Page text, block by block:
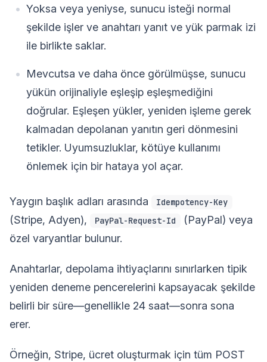
Yoksa veya yeniyse, sunucu isteği normal
şekilde işler ve anahtarı yanıt ve yük parmak izi
ile birlikte saklar.
Mevcutsa ve daha önce görülmüşse, sunucu
yükün orijinaliyle eşleşip eşleşmediğini
doğrular. Eşleşen yükler, yeniden işleme gerek
kalmadan depolanan yanıtın geri dönmesini
tetikler. Uyumsuzluklar, kötüye kullanımı
önlemek için bir hataya yol açar.
Yaygın başlık adları arasında Idempotency-Key
(Stripe, Adyen), PayPal-Request-Id
(PayPal) veya
özel varyantlar bulunur.
Anahtarlar, depolama ihtiyaçlarını sınırlarken tipik
yeniden deneme pencerelerini kapsayacak şekilde
belirli bir süre—genellikle 24 saat—sonra sona
erer.
Örneğin, Stripe, ücret oluşturmak için tüm POST